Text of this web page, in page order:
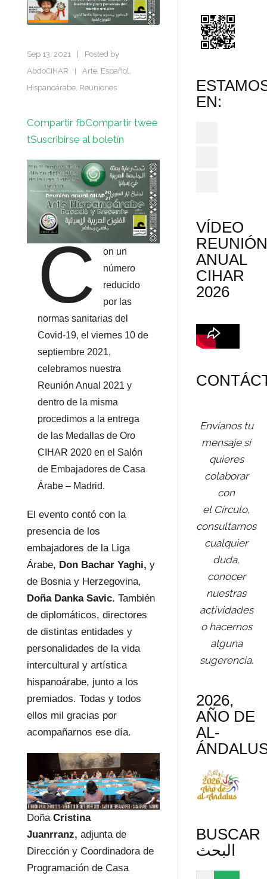
Sep 13, 2021
Posted by
AbdoCIHAR
Arte, Español,
Hispanoárabe, Reuniones
Compartir fbCompartir twee
tSuscribirse al boletín
C
on un
número
reducido
por las
normas sanitarias del
Covid-19, el viernes 10 de
septiembre 2021,
celebramos nuestra
Reunión Anual 2021 y
dentro de la misma
procedimos a la entrega
de las Medallas de Oro
CIHAR 2020 en el Salón
de Embajadores de Casa
Árabe – Madrid.
El evento contó con la
presencia de los
embajadores de la Liga
Árabe, Don Bachar Yaghi, y
de Bosnia y Herzegovina,
Doña Danka Savic. También
de diplomáticos, directores
de distintas entidades y
personalidades de la vida
intercultural y artística
hispanoárabe, junto a los
premiados. Todas y todos
ellos mil gracias por
acompañarnos ese día.
Doña Cristina
Juanrranz, adjunta de
Dirección y Coordinadora de
Programación de Casa
EN:
VÍDEO
ANUAL
CIHAR
2026
Envíanos tu
mensaje si
quieres
colaborar
con
el Círculo,
consultarnos
cualquier
duda,
conocer
nuestras
actividades
o hacernos
alguna
sugerencia.
2026,
AÑO DE
AL-
BUSCAR
البحث